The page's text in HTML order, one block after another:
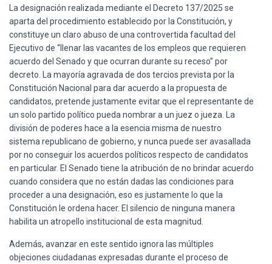
La designación realizada mediante el Decreto 137/2025 se
aparta del procedimiento establecido por la Constitución, y
constituye un claro abuso de una controvertida facultad del
Ejecutivo de “llenar las vacantes de los empleos que requieren
acuerdo del Senado y que ocurran durante su receso” por
decreto. La mayoría agravada de dos tercios prevista por la
Constitución Nacional para dar acuerdo a la propuesta de
candidatos, pretende justamente evitar que el representante de
un solo partido político pueda nombrar a un juez o jueza. La
división de poderes hace a la esencia misma de nuestro
sistema republicano de gobierno, y nunca puede ser avasallada
por no conseguir los acuerdos políticos respecto de candidatos
en particular. El Senado tiene la atribución de no brindar acuerdo
cuando considera que no están dadas las condiciones para
proceder a una designación, eso es justamente lo que la
Constitución le ordena hacer. El silencio de ninguna manera
habilita un atropello institucional de esta magnitud.
Además, avanzar en este sentido ignora las múltiples
objeciones ciudadanas expresadas durante el proceso de